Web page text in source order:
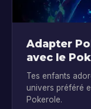
Adapter
avec le
Tes enfants
univers préféré
Pokerole.